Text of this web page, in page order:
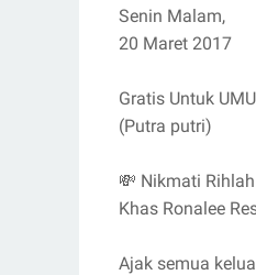
Senin Malam,
20 Maret 2017
Gratis Untuk
(Putra putri)
💸 Nikmati
Khas Ronalee
Ajak semua